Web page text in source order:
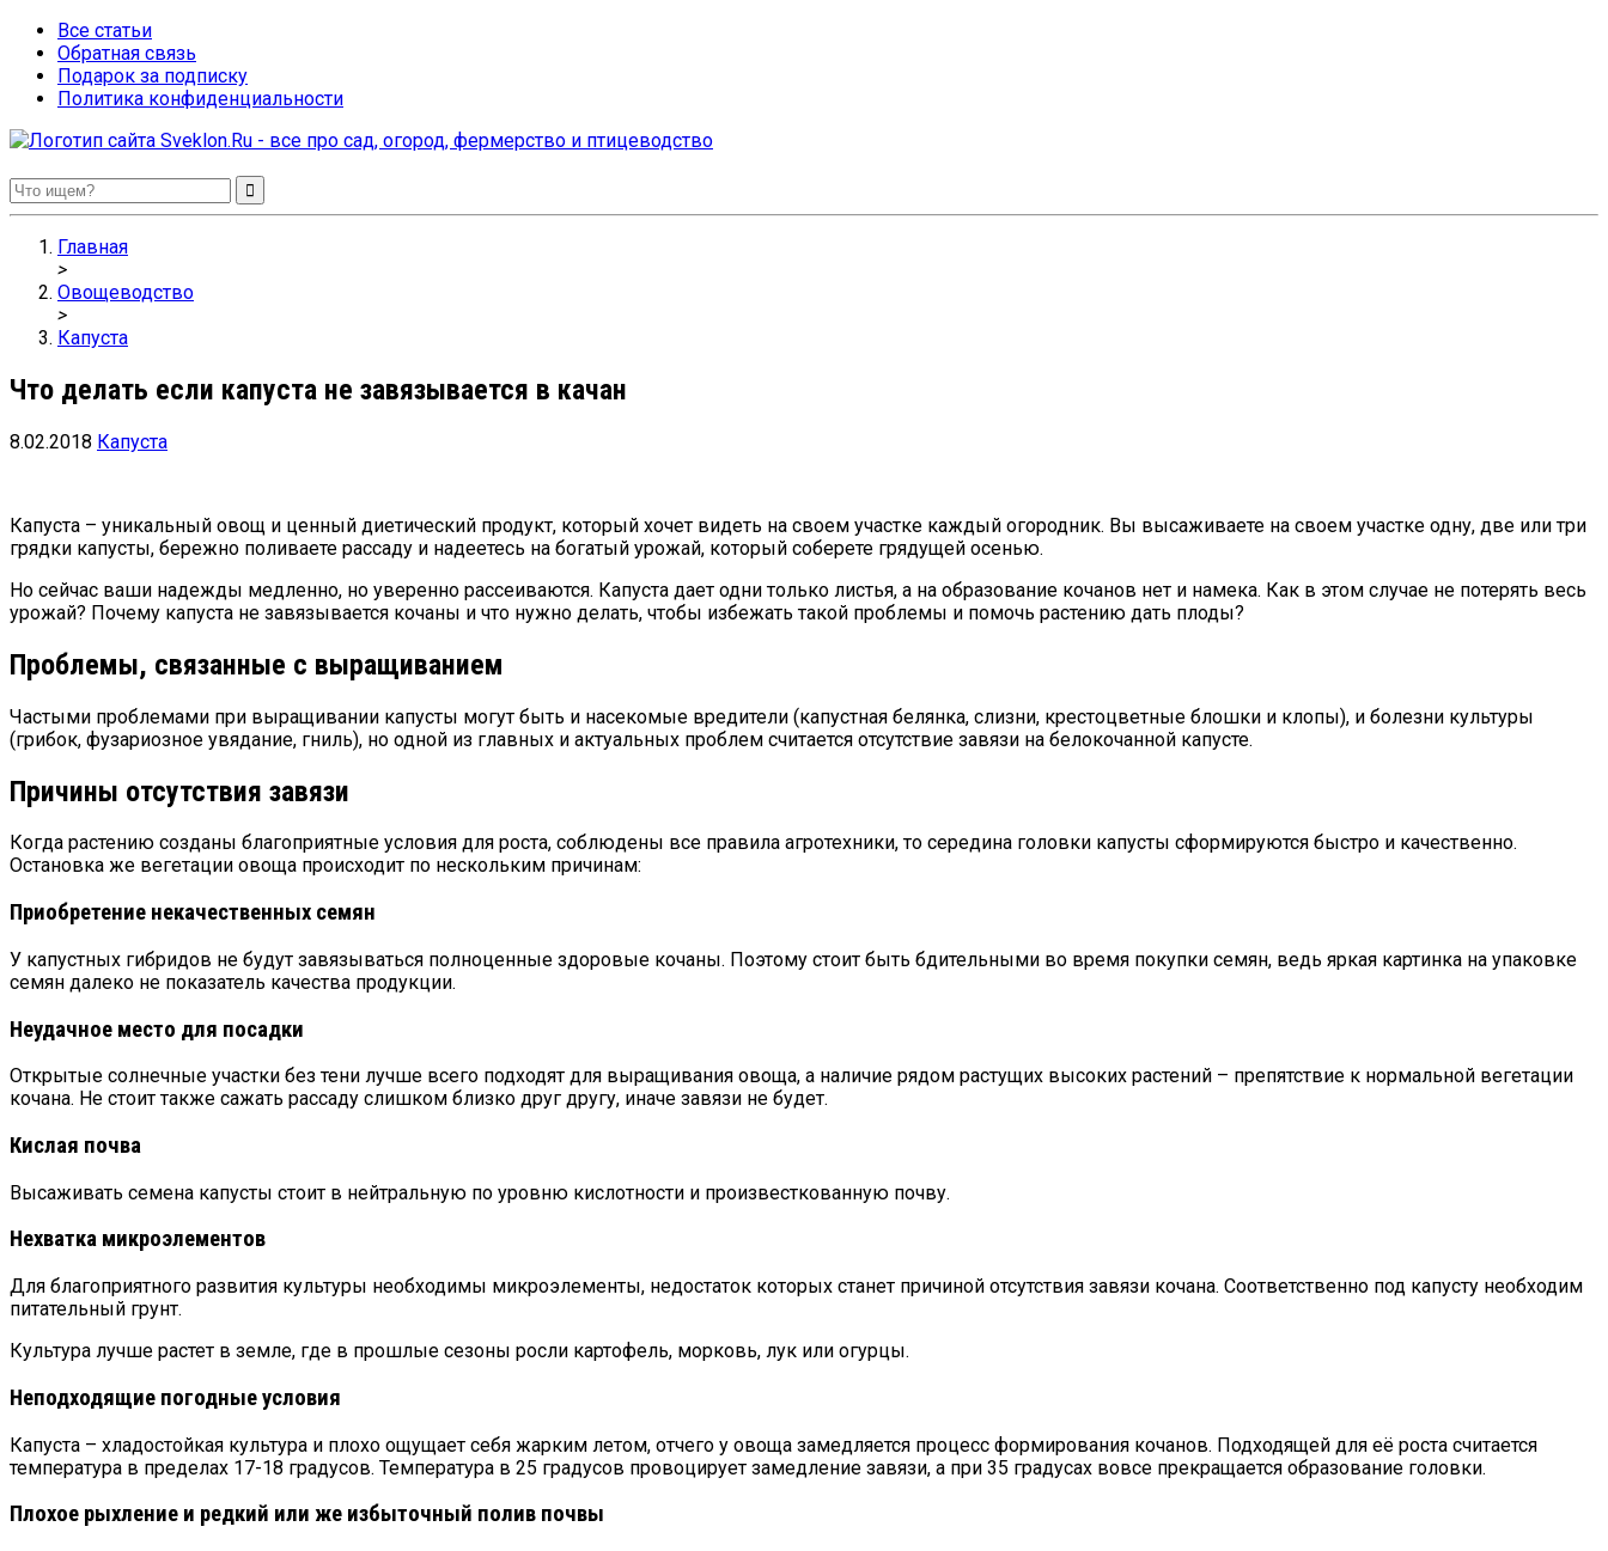
Все статьи
Обратная связь
Подарок за подписку
Политика конфиденциальности
Sveklon.Ru – все про сад, огород, фермерство и птицеводство
Главная
>
Овощеводство
>
Капуста
Что делать если капуста не завязывается в качан
8.02.2018 Капуста
Капуста – уникальный овощ и ценный диетический продукт, который хочет видеть на своем участке каждый огородник. Вы высаживаете на своем участке одну, две или три
грядки капусты, бережно поливаете рассаду и надеетесь на богатый урожай, который соберете грядущей осенью.
Но сейчас ваши надежды медленно, но уверенно рассеиваются. Капуста дает одни только листья, а на образование кочанов нет и намека. Как в этом случае не потерять весь
урожай? Почему капуста не завязывается кочаны и что нужно делать, чтобы избежать такой проблемы и помочь растению дать плоды?
Проблемы, связанные с выращиванием
Частыми проблемами при выращивании капусты могут быть и насекомые вредители (капустная белянка, слизни, крестоцветные блошки и клопы), и болезни культуры
(грибок, фузариозное увядание, гниль), но одной из главных и актуальных проблем считается отсутствие завязи на белокочанной капусте.
Причины отсутствия завязи
Когда растению созданы благоприятные условия для роста, соблюдены все правила агротехники, то середина головки капусты сформируются быстро и качественно.
Остановка же вегетации овоща происходит по нескольким причинам:
Приобретение некачественных семян
У капустных гибридов не будут завязываться полноценные здоровые кочаны. Поэтому стоит быть бдительными во время покупки семян, ведь яркая картинка на упаковке
семян далеко не показатель качества продукции.
Неудачное место для посадки
Открытые солнечные участки без тени лучше всего подходят для выращивания овоща, а наличие рядом растущих высоких растений – препятствие к нормальной вегетации
кочана. Не стоит также сажать рассаду слишком близко друг другу, иначе завязи не будет.
Кислая почва
Высаживать семена капусты стоит в нейтральную по уровню кислотности и произвесткованную почву.
Нехватка микроэлементов
Для благоприятного развития культуры необходимы микроэлементы, недостаток которых станет причиной отсутствия завязи кочана. Соответственно под капусту необходим
питательный грунт.
Культура лучше растет в земле, где в прошлые сезоны росли картофель, морковь, лук или огурцы.
Неподходящие погодные условия
Капуста – хладостойкая культура и плохо ощущает себя жарким летом, отчего у овоща замедляется процесс формирования кочанов. Подходящей для её роста считается
температура в пределах 17-18 градусов. Температура в 25 градусов провоцирует замедление завязи, а при 35 градусах вовсе прекращается образование головки.
Плохое рыхление и редкий или же избыточный полив почвы